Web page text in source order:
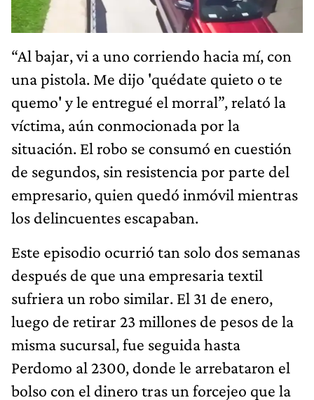
“Al bajar, vi a uno corriendo hacia mí, con
una pistola. Me dijo 'quédate quieto o te
quemo' y le entregué el morral”, relató la
víctima, aún conmocionada por la
situación. El robo se consumó en cuestión
de segundos, sin resistencia por parte del
empresario, quien quedó inmóvil mientras
los delincuentes escapaban.
Este episodio ocurrió tan solo dos semanas
después de que una empresaria textil
sufriera un robo similar. El 31 de enero,
luego de retirar 23 millones de pesos de la
misma sucursal, fue seguida hasta
Perdomo al 2300, donde le arrebataron el
bolso con el dinero tras un forcejeo que la